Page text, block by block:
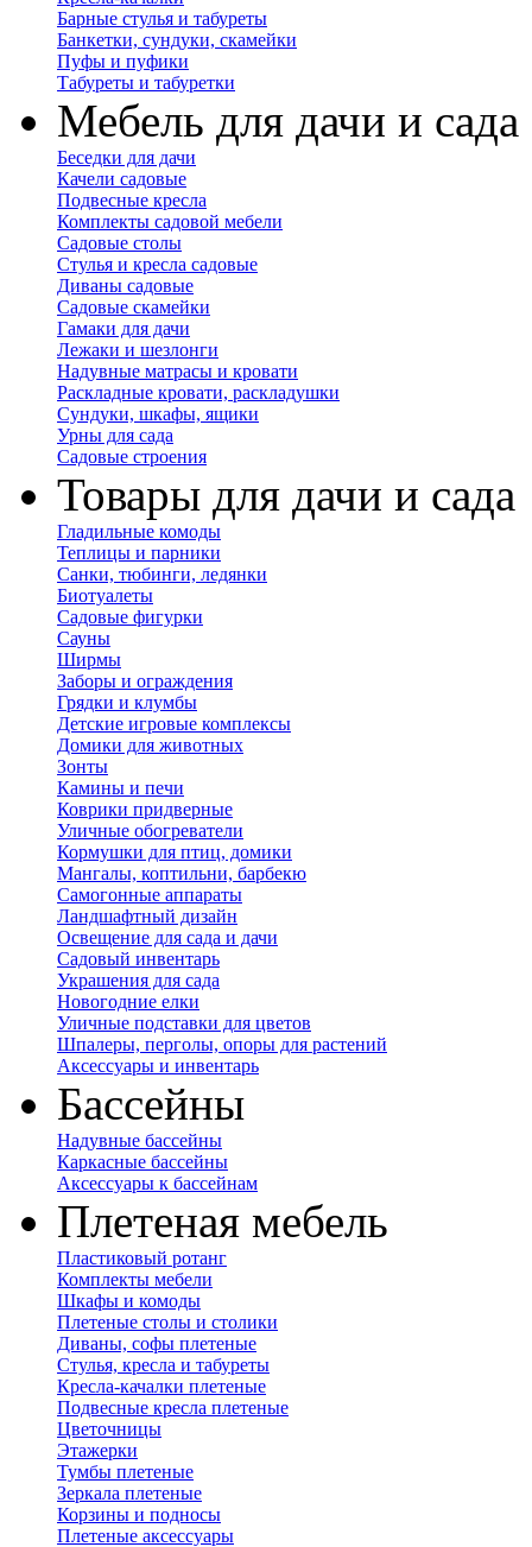
Барные стулья и табуреты
Банкетки, сундуки, скамейки
Пуфы и пуфики
Табуреты и табуретки
Мебель для дачи и сада
Беседки для дачи
Качели садовые
Подвесные кресла
Комплекты садовой мебели
Садовые столы
Стулья и кресла садовые
Диваны садовые
Садовые скамейки
Гамаки для дачи
Лежаки и шезлонги
Надувные матрасы и кровати
Раскладные кровати, раскладушки
Сундуки, шкафы, ящики
Урны для сада
Садовые строения
Товары для дачи и сада
Гладильные комоды
Теплицы и парники
Санки, тюбинги, ледянки
Биотуалеты
Садовые фигурки
Сауны
Ширмы
Заборы и ограждения
Грядки и клумбы
Детские игровые комплексы
Домики для животных
Зонты
Камины и печи
Коврики придверные
Уличные обогреватели
Кормушки для птиц, домики
Мангалы, коптильни, барбекю
Самогонные аппараты
Ландшафтный дизайн
Освещение для сада и дачи
Садовый инвентарь
Украшения для сада
Новогодние елки
Уличные подставки для цветов
Шпалеры, перголы, опоры для растений
Аксессуары и инвентарь
Бассейны
Надувные бассейны
Каркасные бассейны
Аксессуары к бассейнам
Плетеная мебель
Пластиковый ротанг
Комплекты мебели
Шкафы и комоды
Плетеные столы и столики
Диваны, софы плетеные
Стулья, кресла и табуреты
Кресла-качалки плетеные
Подвесные кресла плетеные
Цветочницы
Этажерки
Тумбы плетеные
Зеркала плетеные
Корзины и подносы
Плетеные аксессуары